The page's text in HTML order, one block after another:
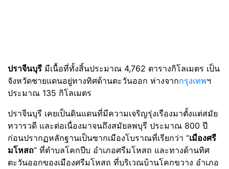
ปราจีนบุรี มีเนื้อที่ทั้งสิ้นประมาณ 4,762 ตารางกิโลเมตร เป็น
จังหวัดชายแดนอยู่ทางทิศด้านตะวันออก ห่างจากกรุงเทพฯ
ประมาณ 135 กิโลเมตร
ปราจีนบุรี เคยเป็นดินแดนที่มีความเจริญรุ่งเรืองมาตั้งแต่สมัย
ทวารวดี และต่อเนื่องมาจนถึงสมัยลพบุรี ประมาณ 800 ปี
ก่อนปรากฏหลักฐานเป็นซากเมืองโบราณที่เรียกว่า “เมืองศรี
มโหสถ” ที่ตำบลโคกปีบ อำเภอศรีมโหสถ และทางด้านทิศ
ตะวันออกของเมืองศรีมโหสถ ที่บริเวณบ้านโคกขวาง อำเภอ